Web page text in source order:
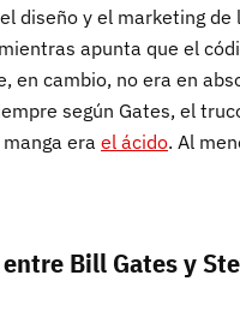
diseño y el marketing de
apunta que el
en cambio, no era en
según Gates, el
era el ácido. Al
Bill Gates y